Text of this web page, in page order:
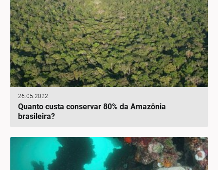
26.05.2022
Quanto custa conservar 80% da Amazônia
brasileira?